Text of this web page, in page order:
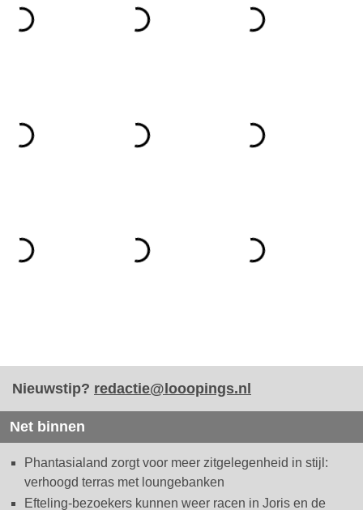
Nieuwstip? redactie@looopings.nl
Net binnen
Phantasialand zorgt voor meer zitgelegenheid in stijl:
verhoogd terras met loungebanken
Efteling-bezoekers kunnen weer racen in Joris en de